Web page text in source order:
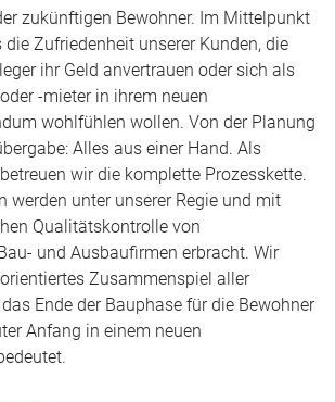
zukünftigen Bewohner. Im Mittelpunkt
Zufriedenheit unserer Kunden, die
ihr Geld anvertrauen oder sich als
-mieter in ihrem neuen
wohlfühlen wollen. Von der Planung
Alles aus einer Hand. Als
wir die komplette Prozesskette.
werden unter unserer Regie und mit
Qualitätskontrolle von
und Ausbaufirmen erbracht. Wir
Zusammenspiel aller
Ende der Bauphase für die Bewohner
Anfang in einem neuen